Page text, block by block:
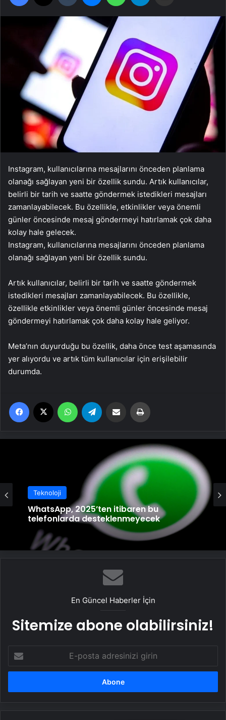
Instagram, kullanıcılarına mesajlarını önceden planlama
olanağı sağlayan yeni bir özellik sundu. Artık kullanıcılar,
belirli bir tarih ve saatte göndermek istedikleri mesajları
zamanlayabilecek. Bu özellikle, etkinlikler veya önemli
günler öncesinde mesaj göndermeyi hatırlamak çok daha
kolay hale gelecek.
Instagram, kullanıcılarına mesajlarını önceden planlama
olanağı sağlayan yeni bir özellik sundu.
Artık kullanıcılar, belirli bir tarih ve saatte göndermek
istedikleri mesajları zamanlayabilecek. Bu özellikle,
özellikle etkinlikler veya önemli günler öncesinde mesaj
göndermeyi hatırlamak çok daha kolay hale geliyor.
Meta’nın duyurduğu bu özellik, daha önce test aşamasında
yer alıyordu ve artık tüm kullanıcılar için erişilebilir
durumda.
Facebook WhatsApp Email'den paylaş
Teknoloji
WhatsApp, 2025’ten itibaren bu
telefonlarda desteklenmeyecek
En Güncel Haberler İçin
Sitemize abone olabilirsiniz!
posta
adresinizi